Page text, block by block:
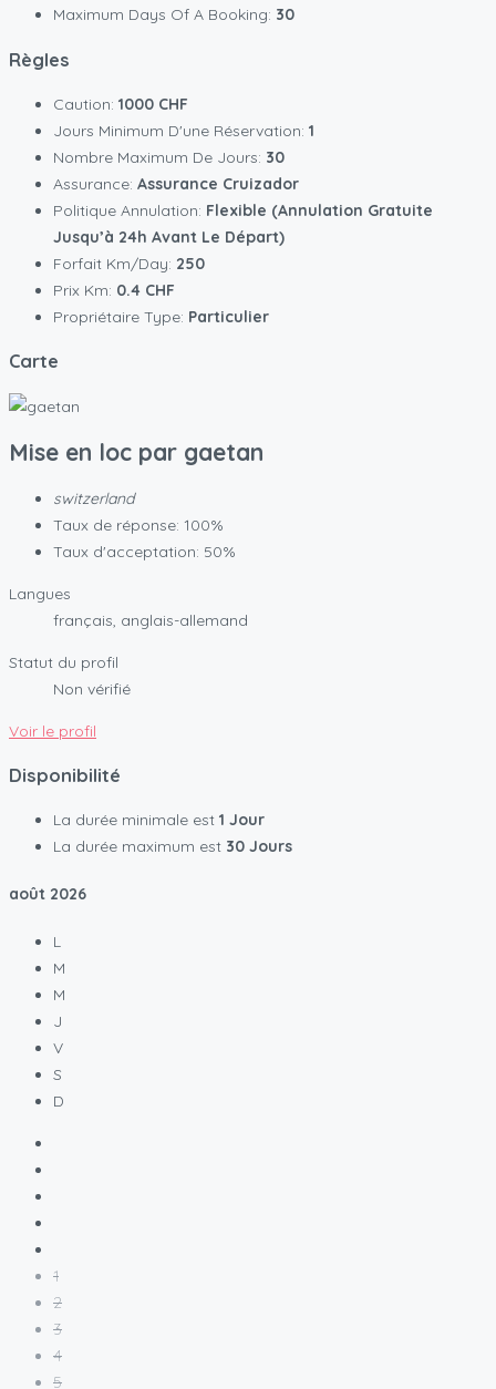
Maximum Days Of A Booking: 30
Règles
Caution: 1000 CHF
Jours Minimum D'une Réservation: 1
Nombre Maximum De Jours: 30
Assurance: Assurance Cruizador
Politique Annulation: Flexible (annulation Gratuite
Jusqu’à 24h Avant Le Départ)
Forfait Km/day: 250
Prix Km: 0.4 CHF
Propriétaire Type: Particulier
Carte
Mise en loc par gaetan
switzerland
Taux de réponse: 100%
Taux d'acceptation: 50%
Langues
français, anglais-allemand
Statut du profil
Non vérifié
Voir le profil
Disponibilité
La durée minimale est 1 Jour
La durée maximum est 30 Jours
août 2026
L
M
M
J
V
S
D
1
2
3
4
5